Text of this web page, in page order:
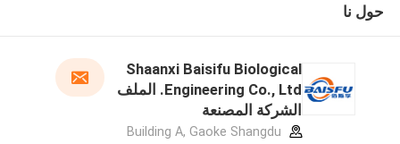
حول نا
Shaanxi Baisifu Biological
Engineering Co., Ltd. الملف
الشركة المصنعة
Building A, Gaoke Shangdu